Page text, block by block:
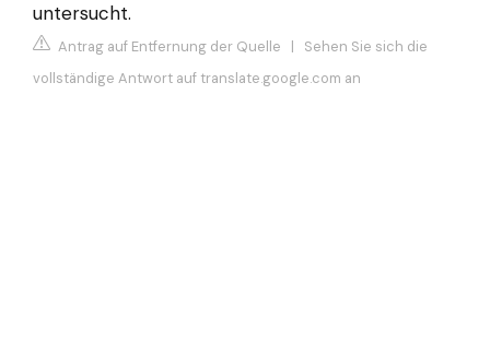
untersucht.
Antrag auf Entfernung der Quelle | Sehen Sie sich die
vollständige Antwort auf translate.google.com an